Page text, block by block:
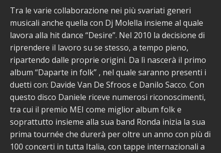
Tra le varie collaborazione nei più svariati generi
musicali anche quella con Dj Molella insieme al quale
lavora alla hit dance “Desire”. Nel 2010 la decisione di
riprendere il lavoro su se stesso, a tempo pieno,
ripartendo dalle proprie origini. Da lì nascerà il primo
album “Daparte in folk” , nel quale saranno presenti i
duetti con: Davide Van De Sfroos e Danilo Sacco. Con
questo disco Daniele riceve numerosi riconoscimenti,
tra cui il premio MEI come miglior album folk e
soprattutto insieme alla sua band Ronda inizia la sua
prima tournée che durerà per oltre un anno con più di
100 concerti in tutta Italia, con tappe internazionali a